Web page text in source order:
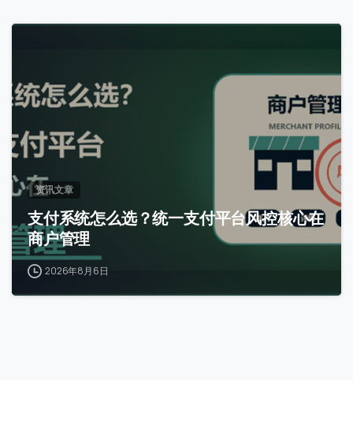
资讯文章
支付系统怎么选？统一支付平台风控核心在
商户管理
2026年8月6日